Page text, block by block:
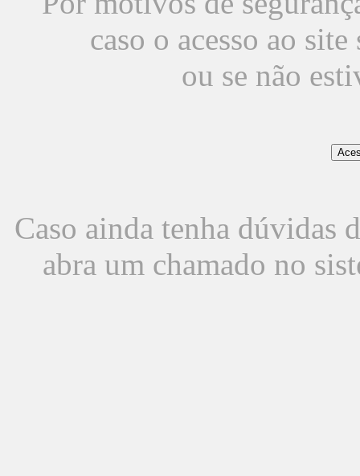
caso o acesso ao
ou se não
Caso ainda tenha dúvidas
abra um chamado no